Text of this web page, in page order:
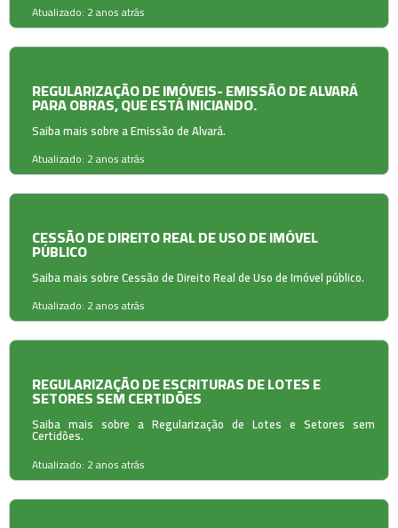
Atualizado: 2 anos atrás
REGULARIZAÇÃO DE IMÓVEIS- EMISSÃO DE ALVARÁ
PARA OBRAS, QUE ESTÁ INICIANDO.
Saiba mais sobre a Emissão de Alvará.
Atualizado: 2 anos atrás
CESSÃO DE DIREITO REAL DE USO DE IMÓVEL
PÚBLICO
Saiba mais sobre Cessão de Direito Real de Uso de Imóvel público.
Atualizado: 2 anos atrás
REGULARIZAÇÃO DE ESCRITURAS DE LOTES E
SETORES SEM CERTIDÕES
Saiba mais sobre a Regularização de Lotes e Setores sem
Certidões.
Atualizado: 2 anos atrás